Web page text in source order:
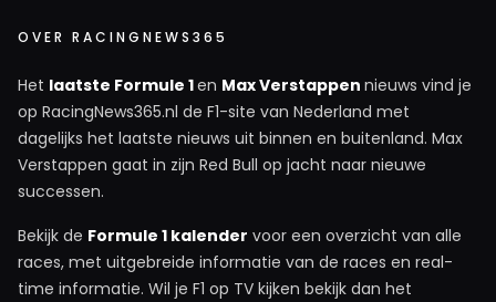
OVER RACINGNEWS365
Het laatste Formule 1en Max Verstappen nieuws vind je
op RacingNews365.nl de F1-site van Nederland met
dagelijks het laatste nieuws uit binnen en buitenland. Max
Verstappen gaat in zijn Red Bull op jacht naar nieuwe
successen.
Bekijk de Formule 1 kalender voor een overzicht van alle
races, met uitgebreide informatie van de races en real-
time informatie. Wil je F1 op TV kijken bekijk dan het